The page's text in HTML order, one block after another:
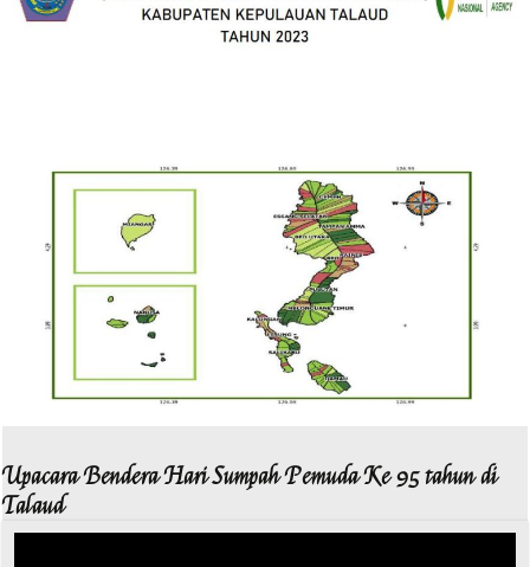
Upacara Bendera Hari Sumpah Pemuda Ke 95 tahun di
Talaud